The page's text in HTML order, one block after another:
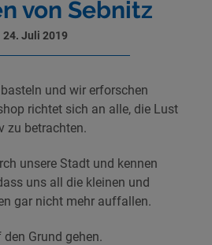
von Sebnitz
24. Juli 2019
und wir erforschen
richtet sich an alle, die Lust
zu betrachten.
unsere Stadt und kennen
uns all die kleinen und
gar nicht mehr auffallen.
Grund gehen.